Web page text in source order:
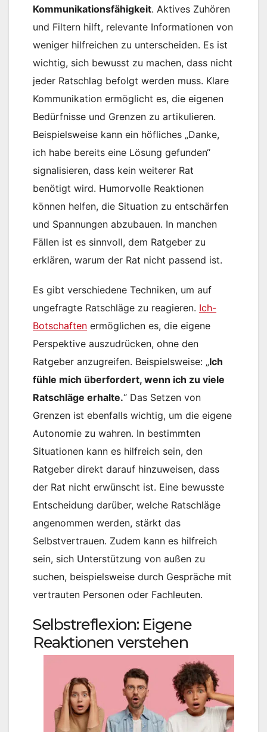
Kommunikationsfähigkeit. Aktives Zuhören
und Filtern hilft, relevante Informationen von
weniger hilfreichen zu unterscheiden. Es ist
wichtig, sich bewusst zu machen, dass nicht
jeder Ratschlag befolgt werden muss. Klare
Kommunikation ermöglicht es, die eigenen
Bedürfnisse und Grenzen zu artikulieren.
Beispielsweise kann ein höfliches „Danke,
ich habe bereits eine Lösung gefunden“
signalisieren, dass kein weiterer Rat
benötigt wird. Humorvolle Reaktionen
können helfen, die Situation zu entschärfen
und Spannungen abzubauen. In manchen
Fällen ist es sinnvoll, dem Ratgeber zu
erklären, warum der Rat nicht passend ist.
Es gibt verschiedene Techniken, um auf
ungefragte Ratschläge zu reagieren. Ich-
Botschaften ermöglichen es, die eigene
Perspektive auszudrücken, ohne den
Ratgeber anzugreifen. Beispielsweise: „Ich
fühle mich überfordert, wenn ich zu viele
Ratschläge erhalte.“ Das Setzen von
Grenzen ist ebenfalls wichtig, um die eigene
Autonomie zu wahren. In bestimmten
Situationen kann es hilfreich sein, den
Ratgeber direkt darauf hinzuweisen, dass
der Rat nicht erwünscht ist. Eine bewusste
Entscheidung darüber, welche Ratschläge
angenommen werden, stärkt das
Selbstvertrauen. Zudem kann es hilfreich
sein, sich Unterstützung von außen zu
suchen, beispielsweise durch Gespräche mit
vertrauten Personen oder Fachleuten.
Selbstreflexion: Eigene
Reaktionen verstehen